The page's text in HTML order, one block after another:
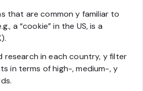
that are common y familiar to
a “cookie” in the US, is a
research in each country, y filter
in terms of high-, medium-, y